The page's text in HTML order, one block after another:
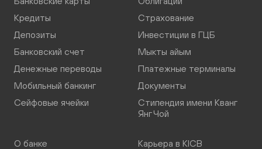
Кредиты
Депозиты
Банковский счет
Денежные переводы
Мобильный банкинг
Сейфовые ячейки
Страхование
Инвестиции в ГЦБ
Мыкты айым
Платежные терминалы
Документы
Стипендия имени Кванг
Янг Чой
О банке
Карьера в KICB